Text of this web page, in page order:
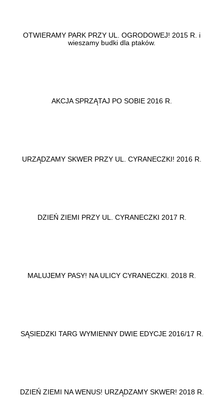
OTWIERAMY PARK PRZY UL. OGRODOWEJ! 2015 R. i
wieszamy budki dla ptaków.
AKCJA SPRZĄTAJ PO SOBIE 2016 R.
URZĄDZAMY SKWER PRZY UL. CYRANECZKI! 2016 R.
DZIEŃ ZIEMI PRZY UL. CYRANECZKI 2017 R.
MALUJEMY PASY! NA ULICY CYRANECZKI. 2018 R.
SĄSIEDZKI TARG WYMIENNY DWIE EDYCJE 2016/17 R.
DZIEŃ ZIEMI NA WENUS! URZĄDZAMY SKWER! 2018 R.